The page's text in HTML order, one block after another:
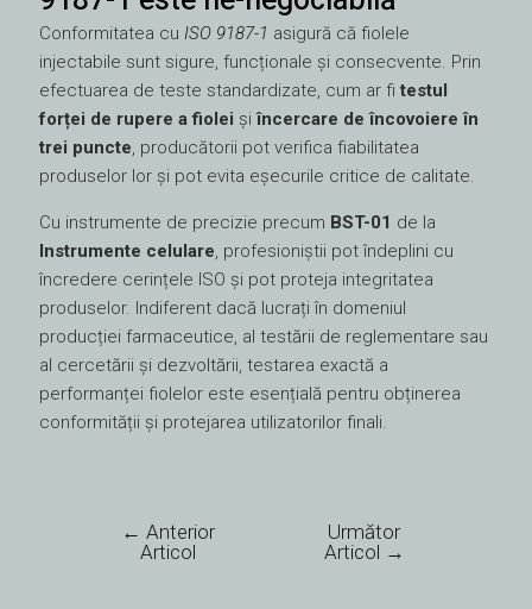
Conformitatea cu ISO 9187-1 asigură că fiolele
injectabile sunt sigure, funcționale și consecvente. Prin
efectuarea de teste standardizate, cum ar fitestul
forței de rupere a fiolei șiîncercare de încovoiere în
trei puncte , producătorii pot verifica fiabilitatea
produselor lor și pot evita eșecurile critice de calitate.
Cu instrumente de precizie precum BST-01 de la
Instrumente celulare , profesioniștii pot îndeplini cu
încredere cerințele ISO și pot proteja integritatea
produselor. Indiferent dacă lucrați în domeniul
producției farmaceutice, al testării de reglementare sau
al cercetării și dezvoltării, testarea exactă a
performanței fiolelor este esențială pentru obținerea
conformității și protejarea utilizatorilor finali.
← Anterior
Articol
Următor
Articol →